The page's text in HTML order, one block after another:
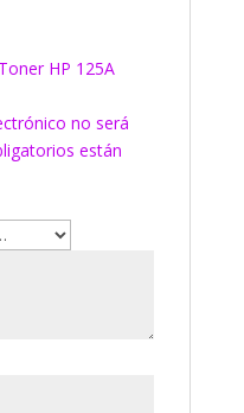
HP 125A
no será
están